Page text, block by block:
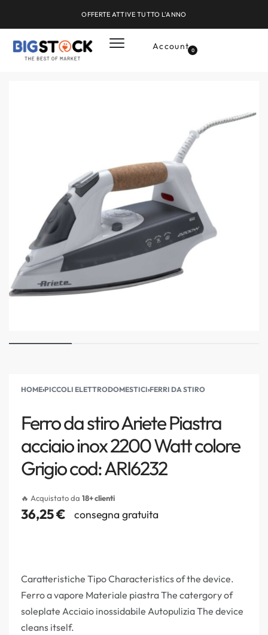
OFFERTE ATTIVE TUTTO L'ANNO
Account 0
HOME›PICCOLI ELETTRODOMESTICI›FERRI DA STIRO
Ferro da stiro Ariete Piastra
acciaio inox 2200 Watt colore
Grigio cod: ARI6232
🔥 Acquistato da 18+ clienti
36,25€ consegna gratuita
Caratteristiche Tipo Characteristics of the device.
Ferro a vapore Materiale piastra The catergory of
soleplate Acciaio inossidabile Autopulizia The device
cleans itself.